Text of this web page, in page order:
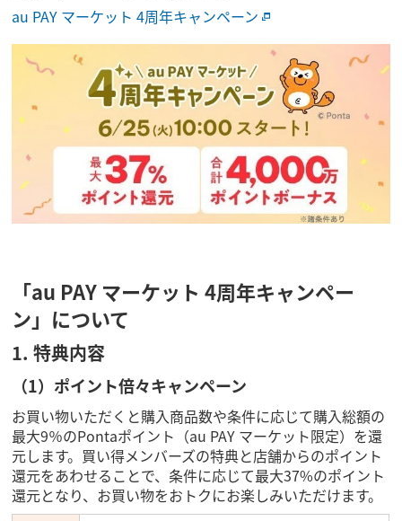
au PAY マーケット 4周年キャンペーン
「au PAY マーケット 4周年キャンペー
ン」について
1. 特典内容
（1）ポイント倍々キャンペーン
お買い物いただくと購入商品数や条件に応じて購入総額の
最大9％のPontaポイント（au PAY マーケット限定）を還
元します。買い得メンバーズの特典と店舗からのポイント
還元をあわせることで、条件に応じて最大37%のポイント
還元となり、お買い物をおトクにお楽しみいただけます。